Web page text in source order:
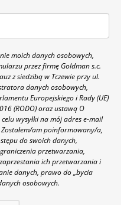
moich danych osobowych,
przez firmę Goldman s.c.
z siedzibą w Tczewie przy ul.
danych osobowych,
Europejskiego i Rady (UE)
(RODO) oraz ustawą O
wysyłki na mój adres e-mail
Zostałem/am poinformowany/a,
do swoich danych,
przetwarzania,
ich przetwarzania i
danych, prawo do „bycia
osobowych.